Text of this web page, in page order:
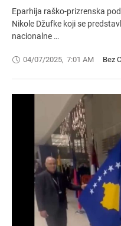
Eparhija raško-prizrenska
Nikole Džufke koji se
nacionalne …
04/07/2025, 7:01 AM Bez